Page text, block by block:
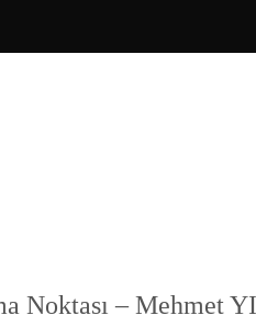
Noktası – Mehmet